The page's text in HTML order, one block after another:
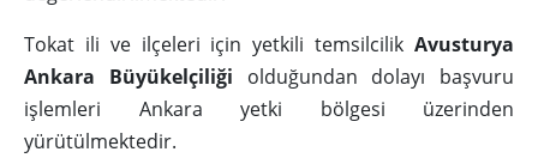
Tokat ili ve ilçeleri için yetkili temsilcilik Avusturya
Ankara Büyükelçiliği olduğundan dolayı başvuru
işlemleri Ankara yetki bölgesi üzerinden
yürütülmektedir.